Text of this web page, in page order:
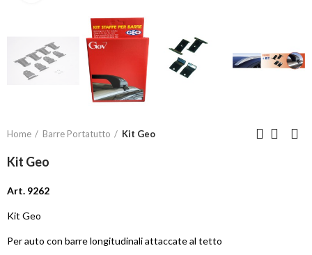
Home Barre Portatutto Kit Geo
Kit Geo
Art. 9262
Kit Geo
Per auto con barre longitudinali attaccate al tetto